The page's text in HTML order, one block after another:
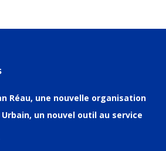
Réau, une nouvelle organisation
Urbain, un nouvel outil au service